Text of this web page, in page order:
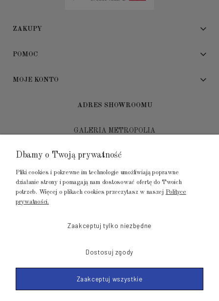
ZAKUPY
POMOC
MOJE KONTO
ADRES SHOWROOMU
GALERIA METROPOLIA
80-452 Gdańsk
tel.: 502 104 104
mail: biuro@luksusowysen.pl
Made with
Dbamy o Twoją prywatność
Pliki cookies i pokrewne im technologie umożliwiają poprawne
działanie strony i pomagają nam dostosować ofertę do Twoich
potrzeb. Więcej o plikach cookies przeczytasz w naszej Polityce
prywatności.
Zaakceptuj tylko niezbędne
Dostosuj zgody
Zaakceptuj wszystkie